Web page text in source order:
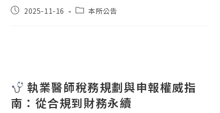
2025-11-16 本所公告
執業醫師稅務規劃與申報權威指
南：從合規到財務永續